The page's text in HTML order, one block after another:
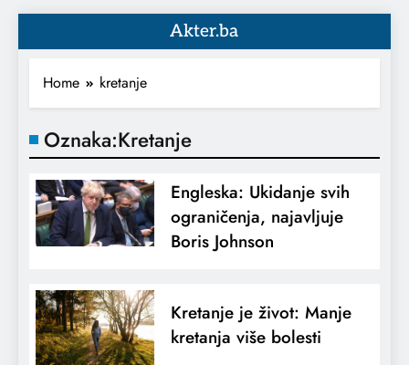
Akter.ba
Home kretanje
Oznaka:Kretanje
Engleska: Ukidanje svih
ograničenja, najavljuje
Boris Johnson
Kretanje je život: Manje
kretanja više bolesti